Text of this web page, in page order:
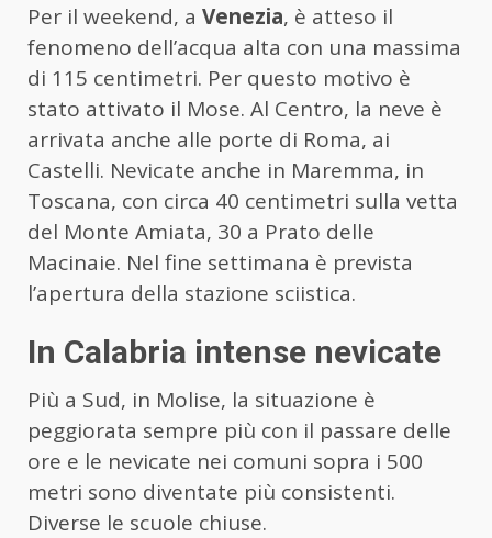
Per il weekend, a Venezia, è atteso il
fenomeno dell’acqua alta con una massima
di 115 centimetri. Per questo motivo è
stato attivato il Mose. Al Centro, la neve è
arrivata anche alle porte di Roma, ai
Castelli. Nevicate anche in Maremma, in
Toscana, con circa 40 centimetri sulla vetta
del Monte Amiata, 30 a Prato delle
Macinaie. Nel fine settimana è prevista
l’apertura della stazione sciistica.
In Calabria intense nevicate
Più a Sud, in Molise, la situazione è
peggiorata sempre più con il passare delle
ore e le nevicate nei comuni sopra i 500
metri sono diventate più consistenti.
Diverse le scuole chiuse.